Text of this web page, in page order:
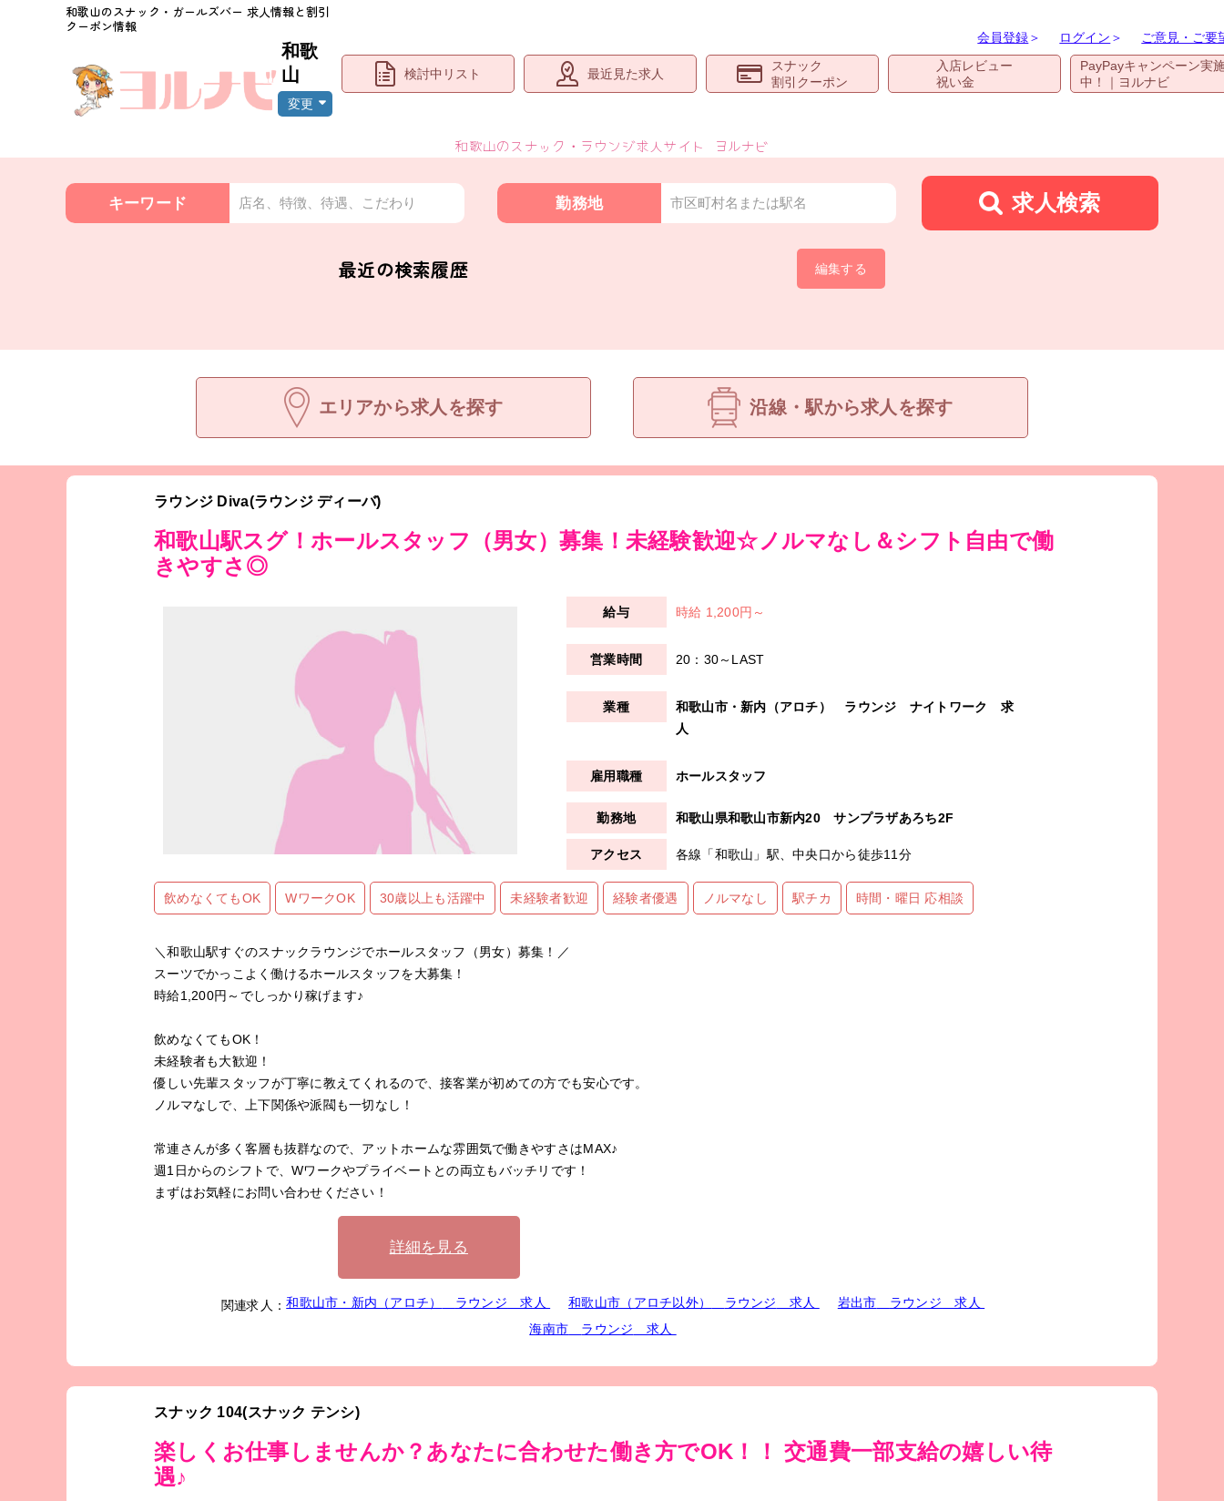
和歌山のスナック・ガールズバー 求人情報と割引
クーポン情報
和歌
山
変更
会員登録＞ ログイン ＞ ご意見・ご要
検討中リスト 最近見た求人
スナック
割引クーポン
入店レビュー
祝い金
PayPayキャンペーン実
中！｜ヨルナビ
和歌山のスナック・ラウンジ求人サイト ヨルナビ
キーワード 店名、特徴、待遇、こだわり 勤務地 市区町村名または駅名 求人検索
最近の検索履歴 編集する
エリアから求人を探す 沿線・駅から求人を探す
ラウンジ Diva(ラウンジ ディーバ)
和歌山駅スグ！ホールスタッフ（男女）募集！未経験歓迎☆ノルマなし＆シフト自由で働
きやすさ◎
時給 1,200円～
20：30～LAST
和歌山市・新内（アロチ） ラウンジ ナイトワーク 求
人
ホールスタッフ
和歌山県和歌山市新内20 サンプラザあろち2F
各線「和歌山」駅、中央口から徒歩11分
飲めなくてもOK WワークOK 30歳以上も活躍中 未経験者歓迎 経験者優遇 ノルマなし 駅チカ 時間・曜日 応相談
＼和歌山駅すぐのスナックラウンジでホールスタッフ（男女）募集！／
スーツでかっこよく働けるホールスタッフを大募集！
時給1,200円～でしっかり稼げます♪
飲めなくてもOK！
未経験者も大歓迎！
優しい先輩スタッフが丁寧に教えてくれるので、接客業が初めての方でも安心です。
ノルマなしで、上下関係や派閥も一切なし！
常連さんが多く客層も抜群なので、アットホームな雰囲気で働きやすさはMAX♪
週1日からのシフトで、Wワークやプライベートとの両立もバッチリです！
まずはお気軽にお問い合わせください！
詳細を見る
関連求人：和歌山市・新内（アロチ） ラウンジ 求人 和歌山市（アロチ以外） ラウンジ 求人 岩出市 ラウンジ 求人
海南市
ラウンジ 求人
スナック 104(スナック テンシ)
楽しくお仕事しませんか？あなたに合わせた働き方でOK！！ 交通費一部支給の嬉しい待
遇♪